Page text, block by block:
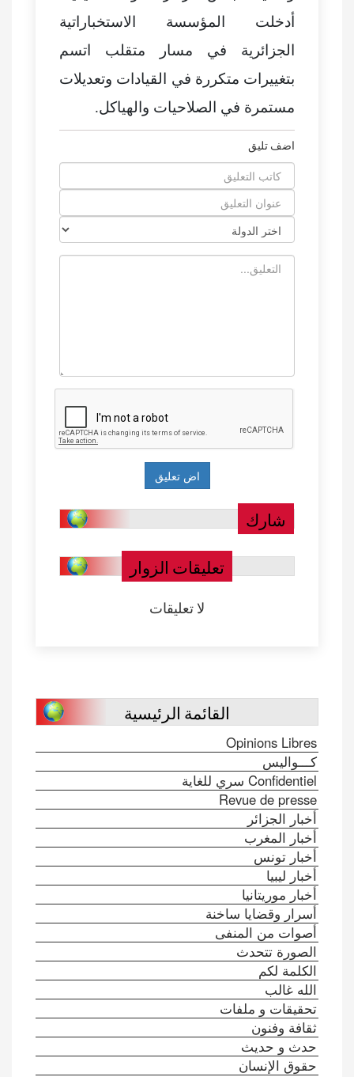
أدخلت المؤسسة الاستخباراتية
الجزائرية في مسار متقلب اتسم
بتغييرات متكررة في القيادات وتعديلات
مستمرة في الصلاحيات والهياكل.
اضف تليق
شارك
تعليقات الزوار
لا تعليقات
القائمة الرئيسية
Opinions Libres
كـــواليس
Confidentiel سري للغاية
Revue de presse
أخبار الجزائر
أخبار المغرب
أخبار تونس
أخبار ليبيا
أخبار موريتانيا
أسرار وقضايا ساخنة
أصوات من المنفى
الصورة تتحدث
الكلمة لكم
الله غالب
تحقيقات و ملفات
ثقافة وفنون
حدث و حديث
حقوق الإنسان